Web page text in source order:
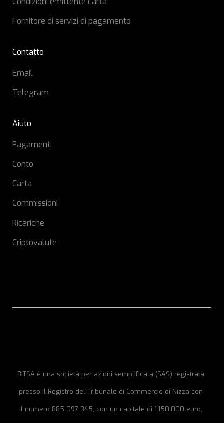
Fornitore di servizi di pagamento
Contatto
Email
Telegram
Aiuto
Pagamenti
Conto
Carta
Commissioni
Ricariche
Criptovalute
BITSA è una società per azioni semplificata (SAS) registrata
presso il Registro del Tribunale di Commercio di Nizza con
il numero 885 097 345, con un capitale di 1.150.000 euro,